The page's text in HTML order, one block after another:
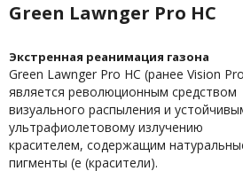
Green Lawnger Pro HC
Экстренная реанимация газона
Green Lawnger Pro HC (ранее Vision
является революционным средством
визуального распыления и
ультрафиолетовому излучению
красителем, содержащим
пигменты (е (красители).